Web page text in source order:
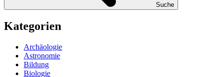
Suche
Kategorien
Archäologie
Astronomie
Bildung
Biologie